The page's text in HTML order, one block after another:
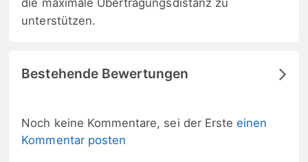
unterstützen.
Bestehende Bewertungen
Noch keine Kommentare, sei der Ersteeinen
Kommentar posten